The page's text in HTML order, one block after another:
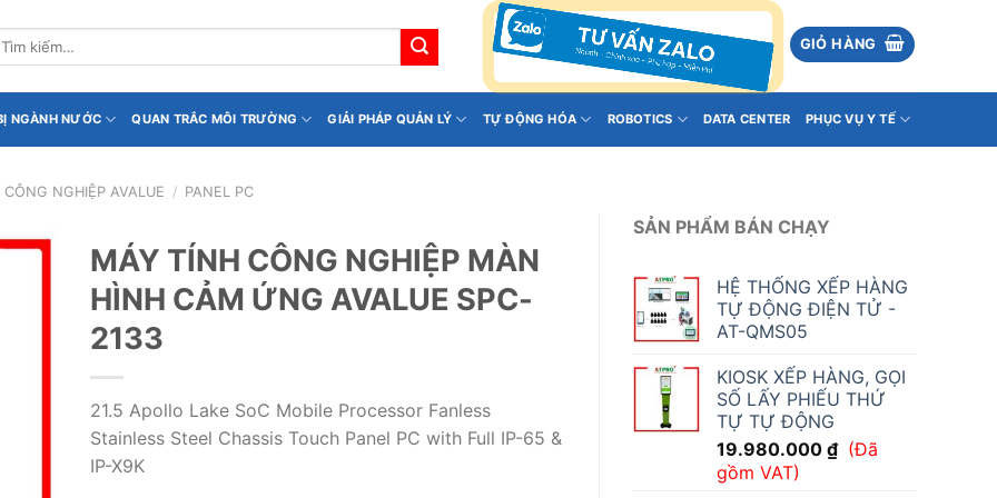
GIỎ HÀNG
NGÀNH NƯỚC QUAN TRẮC MÔI TRƯỜNG GIẢI PHÁP QUẢN LÝ TỰ ĐỘNG HÓA ROBOTICS DATA CENTER PHỤC VỤ Y TẾ
NGHIỆP AVALUE / PANEL PC
SẢN PHẨM BÁN CHẠY
HỆ THỐNG XẾP HÀNG
TỰ ĐỘNG ĐIỆN TỬ -
AT-QMS05
KIOSK XẾP HÀNG, GỌI
SỐ LẤY PHIẾU THỨ
TỰ TỰ ĐỘNG
19.980.000 ₫ (Đã
gồm VAT)
MÁY TÍNH CÔNG NGHIỆP MÀN
HÌNH CẢM ỨNG AVALUE SPC-
2133
21.5 Apollo Lake SoC Mobile Processor Fanless
Stainless Steel Chassis Touch Panel PC with Full IP-65 &
IP-X9K